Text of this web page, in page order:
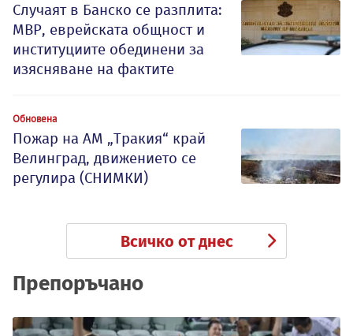
Случаят в Банско се разплита:
МВР, еврейската общност и
институциите обединени за
изясняване на фактите
Обновена
Пожар на АМ „Тракия“ край
Велинград, движението се
регулира (СНИМКИ)
Всичко от днес
Препоръчано